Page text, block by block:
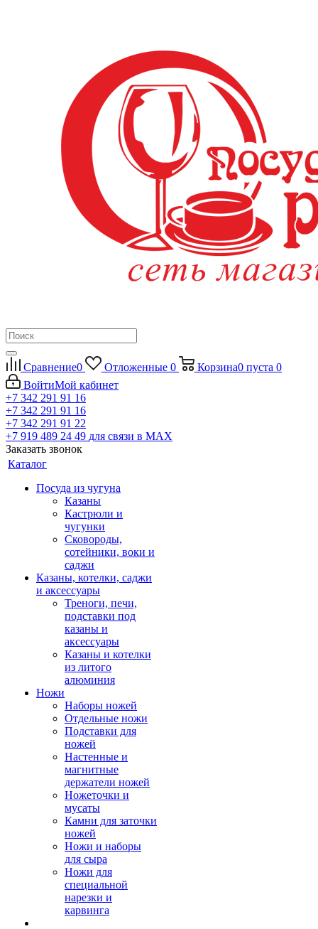
Сравнение0 Отложенные 0 Корзина0 пуста 0
ВойтиМой кабинет
+7 342 291 91 16
+7 342 291 91 16
+7 342 291 91 22
+7 919 489 24 49 для связи в МАХ
Заказать звонок
Каталог
Посуда из чугуна
Казаны
Кастрюли и
чугунки
Сковороды,
сотейники, воки и
саджи
Казаны, котелки, саджи
и аксессуары
Треноги, печи,
подставки под
казаны и
аксессуары
Казаны и котелки
из литого
алюминия
Ножи
Наборы ножей
Отдельные ножи
Подставки для
ножей
Настенные и
магнитные
держатели ножей
Ножеточки и
мусаты
Камни для заточки
ножей
Ножи и наборы
для сыра
Ножи для
специальной
нарезки и
карвинга